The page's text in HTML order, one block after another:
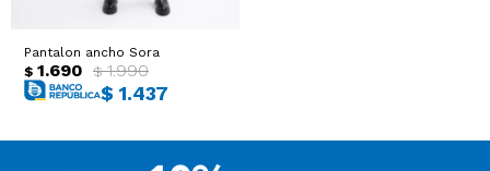
Pantalon ancho Sora
$ 1.690 $ 1.990
$ 1.437